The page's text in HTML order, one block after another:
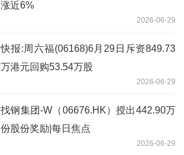
涨近6%
2026-06-29
快报:周六福(06168)6月29日斥资849.73
万港元回购53.54万股
2026-06-29
找钢集团-W（06676.HK）授出442.90万
份股份奖励|每日焦点
2026-06-29